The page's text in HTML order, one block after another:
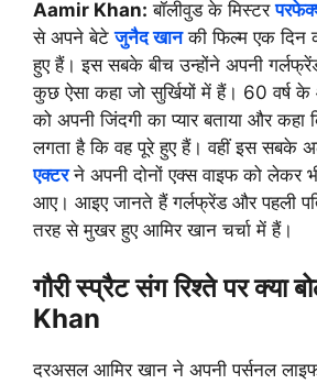
Aamir Khan: बॉलीवुड के मिस्टर
से अपने बेटेजुनैद खानकी फिल्म एक दिन
हुए हैं। इस सबके बीच उन्होंने अपनी
कुछ ऐसा कहा जो सुर्खियों में हैं। 60 वर्ष के
को अपनी जिंदगी का प्यार बताया और
लगता है कि वह पूरे हुए हैं। वहीं इस सबके
एक्टर ने अपनी दोनों एक्स वाइफ को लेकर
आए। आइए जानते हैं गर्लफ्रेंड और पहली
तरह से मुखर हुए आमिर खान चर्चा में हैं।
गौरी स्प्रैट संग रिश्ते पर क्या
Khan
दरअसल आमिर खान ने अपनी पर्सनल